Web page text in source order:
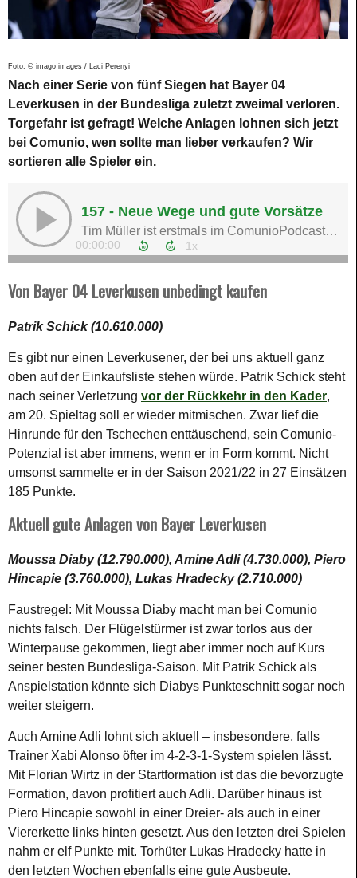
Foto: © imago images / Laci Perenyi
Nach einer Serie von fünf Siegen hat Bayer 04
Leverkusen in der Bundesliga zuletzt zweimal verloren.
Torgefahr ist gefragt! Welche Anlagen lohnen sich jetzt
bei Comunio, wen sollte man lieber verkaufen? Wir
sortieren alle Spieler ein.
Von Bayer 04 Leverkusen unbedingt kaufen
Patrik Schick (10.610.000)
Es gibt nur einen Leverkusener, der bei uns aktuell ganz
oben auf der Einkaufsliste stehen würde. Patrik Schick steht
nach seiner Verletzung vor der Rückkehr in den Kader,
am 20. Spieltag soll er wieder mitmischen. Zwar lief die
Hinrunde für den Tschechen enttäuschend, sein Comunio-
Potenzial ist aber immens, wenn er in Form kommt. Nicht
umsonst sammelte er in der Saison 2021/22 in 27 Einsätzen
185 Punkte.
Aktuell gute Anlagen von Bayer Leverkusen
Moussa Diaby (12.790.000), Amine Adli (4.730.000), Piero
Hincapie (3.760.000), Lukas Hradecky (2.710.000)
Faustregel: Mit Moussa Diaby macht man bei Comunio
nichts falsch. Der Flügelstürmer ist zwar torlos aus der
Winterpause gekommen, liegt aber immer noch auf Kurs
seiner besten Bundesliga-Saison. Mit Patrik Schick als
Anspielstation könnte sich Diabys Punkteschnitt sogar noch
weiter steigern.
Auch Amine Adli lohnt sich aktuell – insbesondere, falls
Trainer Xabi Alonso öfter im 4-2-3-1-System spielen lässt.
Mit Florian Wirtz in der Startformation ist das die bevorzugte
Formation, davon profitiert auch Adli. Darüber hinaus ist
Piero Hincapie sowohl in einer Dreier- als auch in einer
Viererkette links hinten gesetzt. Aus den letzten drei Spielen
nahm er elf Punkte mit. Torhüter Lukas Hradecky hatte in
den letzten Wochen ebenfalls eine gute Ausbeute.